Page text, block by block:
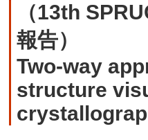
（13th
報告）
Two-way
structure